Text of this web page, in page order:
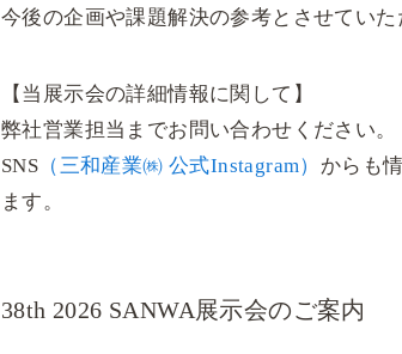
今後の企画や課題解決の参考とさせてい
【当展示会の詳細情報に関して】
弊社営業担当までお問い合わせください。
SNS （三和産業㈱ 公式Instagram） からも
ます。
38th 2026 SANWA展示会のご案内